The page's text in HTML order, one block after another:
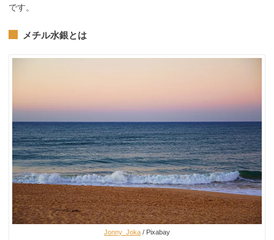
です。
メチル水銀とは
Jonny_Joka / Pixabay